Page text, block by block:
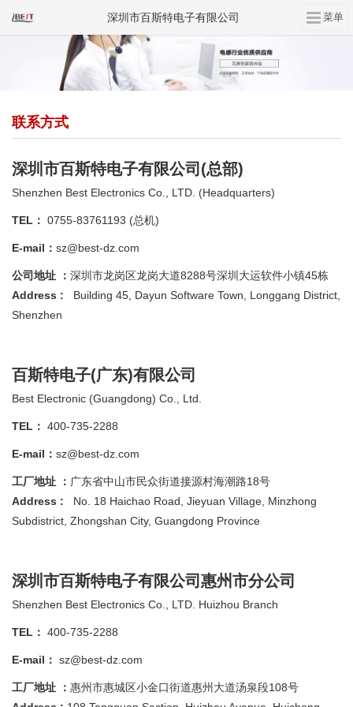
联系方式
深圳市百斯特电子有限公司(总部)
Shenzhen Best Electronics Co., LTD. (Headquarters)
TEL： 0755-83761193 (总机)
E-mail： sz@best-dz.com
公司地址 ： 深圳市龙岗区龙岗大道8288号深圳大运软件小镇45栋
Address : Building 45, Dayun Software Town, Longgang District,
Shenzhen
百斯特电子(广东)有限公司
Best Electronic (Guangdong) Co., Ltd.
TEL： 400-735-2288
E-mail： sz@best-dz.com
工厂地址 ： 广东省中山市民众街道接源村海潮路18号
Address : No. 18 Haichao Road, Jieyuan Village, Minzhong
Subdistrict, Zhongshan City, Guangdong Province
深圳市百斯特电子有限公司惠州市分公司
Shenzhen Best Electronics Co., LTD. Huizhou Branch
TEL： 400-735-2288
E-mail： sz@best-dz.com
工厂地址 ： 惠州市惠城区小金口街道惠州大道汤泉段108号
深圳市百斯特电子有限公司